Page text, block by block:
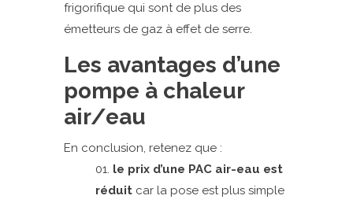
frigorifique qui sont de plus des
émetteurs de gaz à effet de serre.
Les avantages d’une
pompe à chaleur
air/eau
En conclusion, retenez que :
le prix d’une PAC air-eau est
réduitcar la pose est plus simple